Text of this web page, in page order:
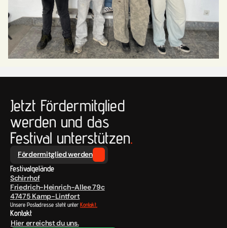
Jetzt Fördermitglied
werden und das
Festival unterstützen.
Fördermitglied werden
Festivalgelände
Schirrhof
Friedrich-Heinrich-Allee 79c
47475 Kamp-Lintfort
Unsere Postadresse steht unter Kontakt.
Kontakt
Hier erreichst du uns.